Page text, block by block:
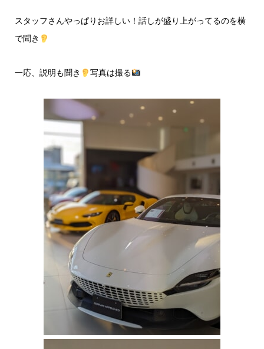
スタッフさんやっぱりお詳しい！話しが盛り上がってるのを横
で聞き
一応、説明も聞き 写真は撮る